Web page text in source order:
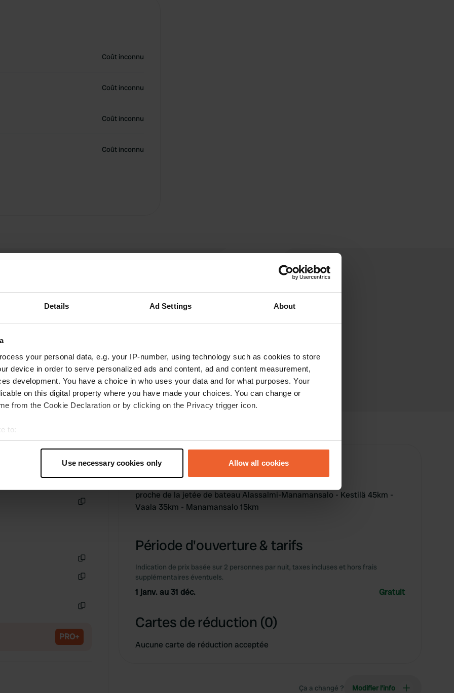
Details Ad Settings About
your personal data, e.g. your IP-number, using technology such as cookies to store
device in order to serve personalized ads and content, ad and content measurement,
development. You have a choice in who uses your data and for what purposes. Your
on this digital property where you have made your choices. You can change or
from the Cookie Declaration or by clicking on the Privacy trigger icon.
to:
geographical location which can be accurate to within several meters
personal data is processed and set your preferences in the
content and ads, to provide social media features and to analyse our traffic. We also share
site with our social media, advertising and analytics partners who may combine it with
to them or that they’ve collected from your use of their services.
Use necessary cookies only Allow all cookies
Coût inconnu
Coût inconnu
Coût inconnu
Coût inconnu
PRO+
Information
proche de la jetée de bateau Alassalmi-Manamansalo - Kestilä 45km -
Vaala 35km - Manamansalo 15km
Période d'ouverture & tarifs
Indication de prix basée sur 2 personnes par nuit, taxes incluses et hors frais
supplémentaires éventuels.
1 janv. au 31 déc. Gratuit
Cartes de réduction (0)
Aucune carte de réduction acceptée
Ça a changé ? Modifier l’info